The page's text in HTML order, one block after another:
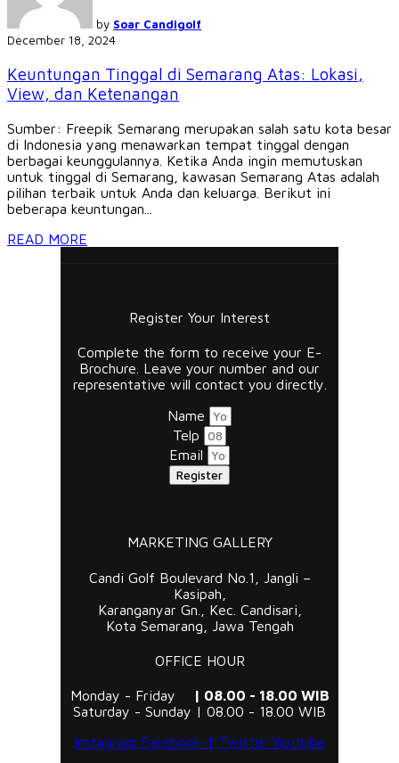
by Soar Candigolf
December 18, 2024
Keuntungan Tinggal di Semarang Atas: Lokasi,
View, dan Ketenangan
Sumber: Freepik Semarang merupakan salah satu kota besar
di Indonesia yang menawarkan tempat tinggal dengan
berbagai keunggulannya. Ketika Anda ingin memutuskan
untuk tinggal di Semarang, kawasan Semarang Atas adalah
pilihan terbaik untuk Anda dan keluarga. Berikut ini
beberapa keuntungan...
READ MORE
Register Your Interest
Complete the form to receive your E-
Brochure. Leave your number and our
representative will contact you directly.
Name
Telp
Email
Register
MARKETING GALLERY
Candi Golf Boulevard No.1, Jangli –
Kasipah,
Karanganyar Gn., Kec. Candisari,
Kota Semarang, Jawa Tengah
OFFICE HOUR
Monday - Friday
| 08.00 - 18.00 WIB
Saturday - Sunday | 08.00 - 18.00 WIB
Instagram Facebook-f Twitter Youtube